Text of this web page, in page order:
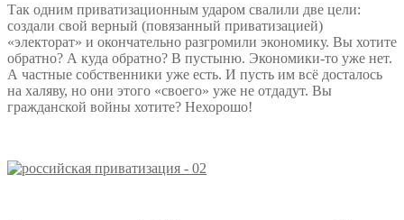
Так одним приватизационным ударом свалили две цели:
создали свой верный (повязанный приватизацией)
«электорат» и окончательно разгромили экономику. Вы хотите
обратно? А куда обратно? В пустыню. Экономики-то уже нет.
А частные собственники уже есть. И пусть им всё досталось
на халяву, но они этого «своего» уже не отдадут. Вы
гражданской войны хотите? Нехорошо!